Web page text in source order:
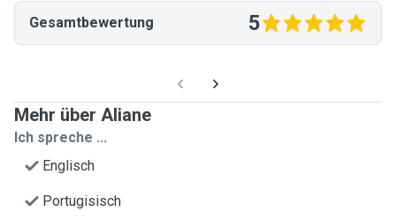
Gesamtbewertung 5
Mehr über Aliane
Ich spreche ...
Englisch
Portugisisch